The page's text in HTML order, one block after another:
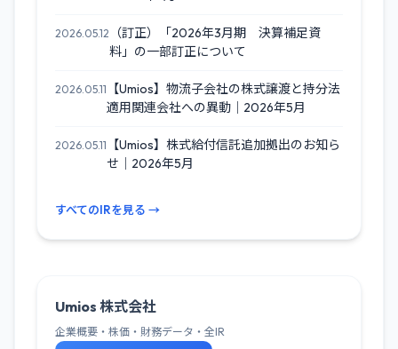
2026.05.12
（訂正）「2026年3月期 決算補足資
料」の一部訂正について
2026.05.11
【Umios】物流子会社の株式譲渡と持分法
適用関連会社への異動｜2026年5月
2026.05.11
【Umios】株式給付信託追加拠出のお知ら
せ｜2026年5月
すべてのIRを見る →
Umios 株式会社
企業概要・株価・財務データ・全IR